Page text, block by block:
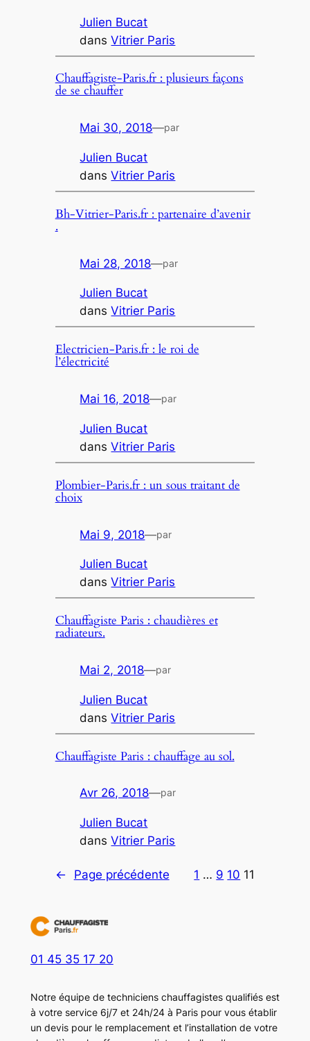
Julien Bucat
dansVitrier Paris
Chauffagiste-Paris.fr : plusieurs façons
de se chauffer
Mai 30, 2018—par
Julien Bucat
dansVitrier Paris
Bh-Vitrier-Paris.fr : partenaire d’avenir
.
Mai 28, 2018—par
Julien Bucat
dansVitrier Paris
Electricien-Paris.fr : le roi de
l’électricité
Mai 16, 2018—par
Julien Bucat
dansVitrier Paris
Plombier-Paris.fr : un sous traitant de
choix
Mai 9, 2018—par
Julien Bucat
dansVitrier Paris
Chauffagiste Paris : chaudières et
radiateurs.
Mai 2, 2018—par
Julien Bucat
dansVitrier Paris
Chauffagiste Paris : chauffage au sol.
Avr 26, 2018—par
Julien Bucat
dansVitrier Paris
← Page précédente 1 … 9 10 11
01 45 35 17 20
Notre équipe de techniciens chauffagistes qualifiés est
à votre service 6j/7 et 24h/24 à Paris pour vous établir
un devis pour le remplacement et l’installation de votre